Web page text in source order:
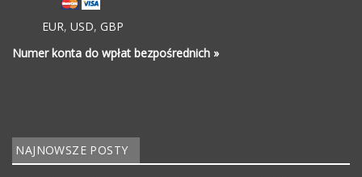
EUR, USD, GBP
Numer konta do wpłat bezpośrednich »
NAJNOWSZE POSTY